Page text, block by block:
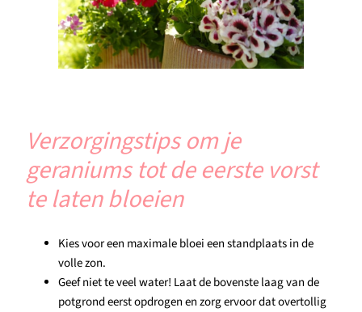
Verzorgingstips om je
geraniums tot de eerste vorst
te laten bloeien
Kies voor een maximale bloei een standplaats in de
volle zon.
Geef niet te veel water! Laat de bovenste laag van de
potgrond eerst opdrogen en zorg ervoor dat overtollig